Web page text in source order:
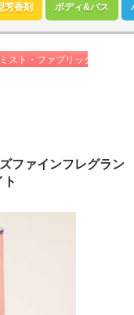
芳香剤 ボディ&バス
スト・ファブリックミスト
ファインフレグラン